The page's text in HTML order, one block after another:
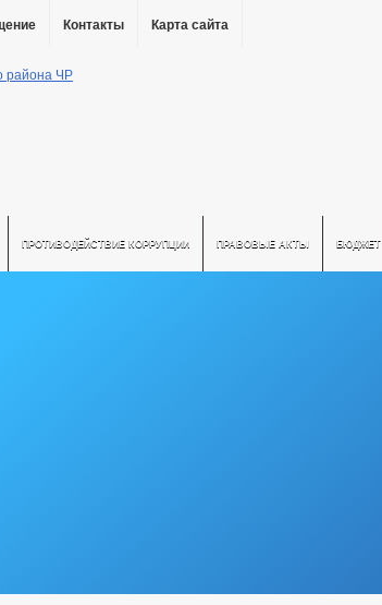
Контакты Карта сайта
ПРОТИВОДЕЙСТВИЕ КОРРУПЦИИ ПРАВОВЫЕ АКТЫ БЮДЖЕТ